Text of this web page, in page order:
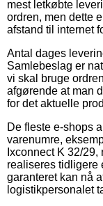
mest letkøbte
ordren, men dette
afstand til internet
Antal dages
Samlebeslag er
vi skal bruge
afgørende at man
for det aktuelle
De fleste e-shops
varenumre,
Ixconnect K 32/
realiseres tidligere
garanteret kan nå
logistikpersonalet